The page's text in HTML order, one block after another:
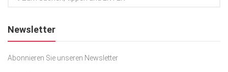
Newsletter
Abonnieren Sie unseren Newsletter